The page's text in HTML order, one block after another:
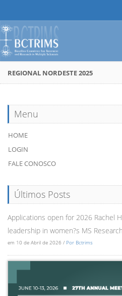
REGIONAL NORDESTE 2025
Menu
HOME
LOGIN
FALE CONOSCO
Últimos Posts
Applications open for 2026 Rachel
leadership in women?s MS Research
em 10 de Abril de 2026 / Por Bctrims